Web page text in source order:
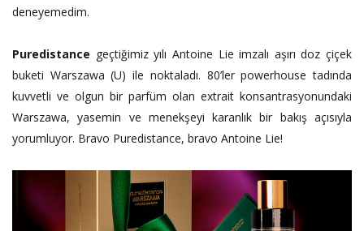
deneyemedim.
Puredistance geçtiğimiz yılı Antoine Lie imzalı aşırı doz çiçek
buketi Warszawa (U) ile noktaladı. 80’ler powerhouse tadında
kuvvetli ve olgun bir parfüm olan extrait konsantrasyonundaki
Warszawa, yasemin ve menekşeyi karanlık bir bakış açısıyla
yorumluyor. Bravo Puredistance, bravo Antoine Lie!